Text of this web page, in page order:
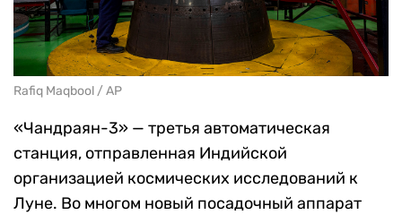
Rafiq Maqbool / AP
«Чандраян-3» — третья автоматическая
станция, отправленная Индийской
организацией космических исследований к
Луне. Во многом новый посадочный аппарат